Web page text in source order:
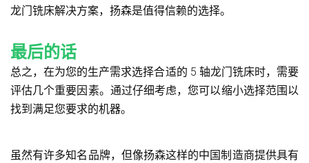
龙门铣床解决方案，扬森是值得信赖的选择。
最后的话
总之，在为您的生产需求选择合适的 5 轴龙门铣床时，需要
评估几个重要因素。通过仔细考虑，您可以缩小选择范围以
找到满足您要求的机器。
虽然有许多知名品牌，但像扬森这样的中国制造商提供具有